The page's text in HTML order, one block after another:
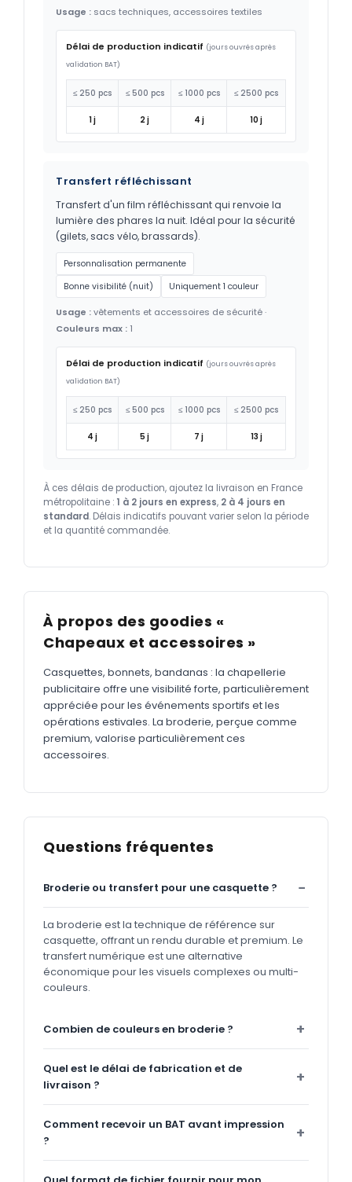
Usage : sacs techniques, accessoires textiles
Délai de production indicatif (jours ouvrés après
validation BAT)
≤ 250 pcs ≤ 500 pcs ≤ 1000 pcs ≤ 2500 pcs
1 j 2 j 4 j 10 j
Transfert réfléchissant
Transfert d'un film réfléchissant qui renvoie la
lumière des phares la nuit. Idéal pour la sécurité
(gilets, sacs vélo, brassards).
Personnalisation permanente
Bonne visibilité (nuit)
Uniquement 1 couleur
Usage :vêtements et accessoires de sécurité ·
Couleurs max : 1
Délai de production indicatif (jours ouvrés après
validation BAT)
≤ 250 pcs ≤ 500 pcs ≤ 1000 pcs ≤ 2500 pcs
4 j 5 j 7 j 13 j
À ces délais de production, ajoutez la livraison en France
métropolitaine : 1 à 2 jours en express, 2 à 4 jours en
standard. Délais indicatifs pouvant varier selon la période
et la quantité commandée.
À propos des goodies «
Chapeaux et accessoires »
Casquettes, bonnets, bandanas : la chapellerie
publicitaire offre une visibilité forte, particulièrement
appréciée pour les événements sportifs et les
opérations estivales. La broderie, perçue comme
premium, valorise particulièrement ces
accessoires.
Questions fréquentes
Broderie ou transfert pour une casquette ?
La broderie est la technique de référence sur
casquette, offrant un rendu durable et premium. Le
transfert numérique est une alternative
économique pour les visuels complexes ou multi-
couleurs.
Combien de couleurs en broderie ?
Quel est le délai de fabrication et de
livraison ?
Comment recevoir un BAT avant impression
?